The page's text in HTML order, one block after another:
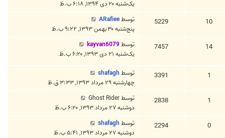
یک‌شنبه ۲۰ دی ۱۳۹۴, ۶:۱۸ ب.ظ
10
5229 توسطARafiee
پنج‌شنبه ۳۰ بهمن ۱۳۹۳, ۹:۲۲ ب.ظ
14
7457 توسطkayvan6079
یک‌شنبه ۲۱ دی ۱۳۹۳, ۶:۲۰ ب.ظ
1
3391 توسط shafagh
چهارشنبه ۲۹ مرداد ۱۳۹۳, ۳:۳۳ ق.ظ
1
2838 توسطGhost Rider
دوشنبه ۲۷ مرداد ۱۳۹۳, ۶:۲۰ ب.ظ
0
2294 توسط shafagh
دوشنبه ۲۷ مرداد ۱۳۹۳, ۵:۴۱ ب.ظ